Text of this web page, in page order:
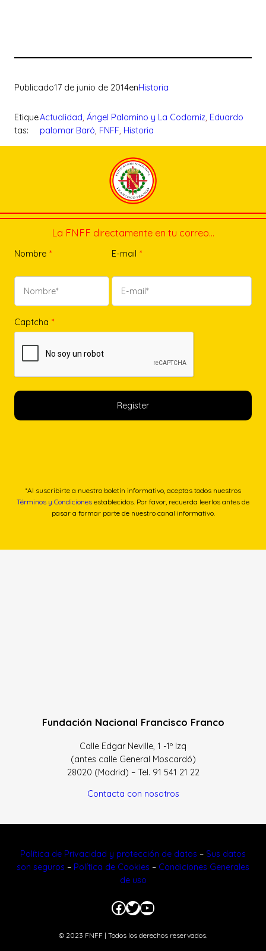
Publicado17 de junio de 2014enHistoria
Etique
tas:
Actualidad, Ángel Palomino y La Codorniz, Eduardo
palomar Baró, FNFF, Historia
La FNFF directamente en tu correo…
Nombre * E-mail *
Captcha *
*Al suscribirte a nuestro boletín informativo, aceptas todos nuestros
Términos y Condiciones establecidos. Por favor, recuerda leerlos antes de
pasar a formar parte de nuestro canal informativo.
Fundación Nacional Francisco Franco
Calle Edgar Neville, 1 -1º Izq
(antes calle General Moscardó)
28020 (Madrid) – Tel. 91 541 21 22
Contacta con nosotros
Política de Privacidad y protección de datos – Sus datos
son seguros – Política de Cookies – Condiciones Generales
de uso
Facebook
Twitter
YouTube
© 2023 FNFF | Todos los derechos reservados.